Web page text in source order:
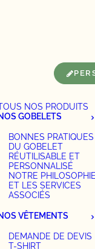
NOS PRODUITS
GOBELETS
BONNES PRATIQUES
DU GOBELET
RÉUTILISABLE ET
PERSONNALISÉ
NOTRE PHILOSOPHIE
ET LES SERVICES
ASSOCIÉS
VÊTEMENTS
DEMANDE DE DEVIS
T-SHIRT